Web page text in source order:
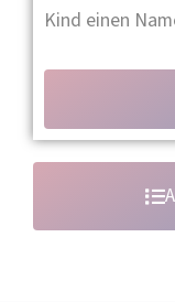
Kind einen